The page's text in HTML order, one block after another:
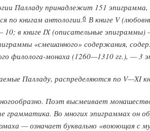
Палладу принадлежит 151
по книгам антологии.6 В книге V
в книге IX (описательные
«смешанного» содержания,
филолога-монаха (1260—1310 гг.), — 3
Палладу, распределяются по V—XI
Поэт высмеивает
грамматика. Во многих эпиграммах он
— означает буквально «воюющая с